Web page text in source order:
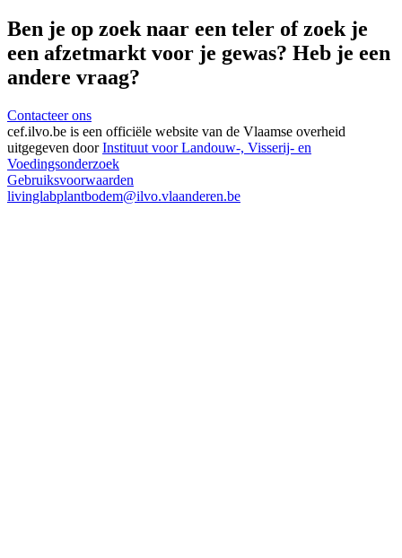
Ben je op zoek naar een teler of zoek je
een afzetmarkt voor je gewas? Heb je een
andere vraag?
Contacteer ons
cef.ilvo.be is een officiële website van de Vlaamse overheid
uitgegeven doorInstituut voor Landouw-, Visserij- en
Voedingsonderzoek
Gebruiksvoorwaarden
livinglabplantbodem@ilvo.vlaanderen.be